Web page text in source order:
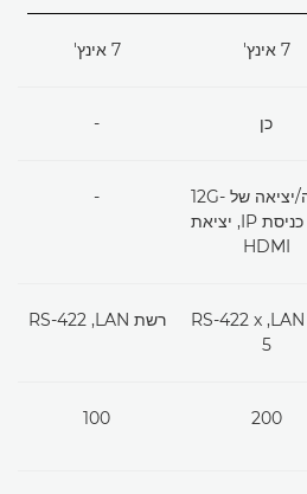
7 אינץ' 7 אינץ'
כן -
כניסה/יציאה של 12G-
SDI, כניסת IP, יציאת
HDMI
-
רשת LAN,‏ RS-422 x
5
רשת LAN,‏ RS-422
200
100